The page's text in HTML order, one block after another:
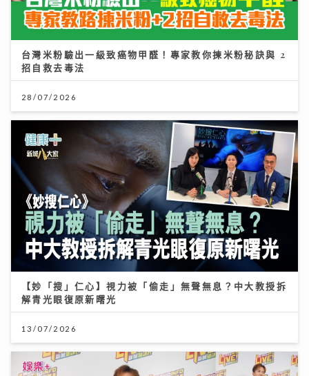
台灣米粉驗出一級致癌物甲醛！專家教你揀米粉秘訣與 2
招自救去毒法
28/07/2026
【妙「搜」仁心】視力被「偷走」無聲無息？中大教授拆
解青光眼復原新曙光
13/07/2026